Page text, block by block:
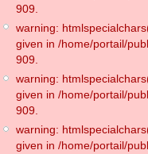
909.
warning:
given in /home/portail/
909.
warning:
given in /home/portail/
909.
warning:
given in /home/portail/